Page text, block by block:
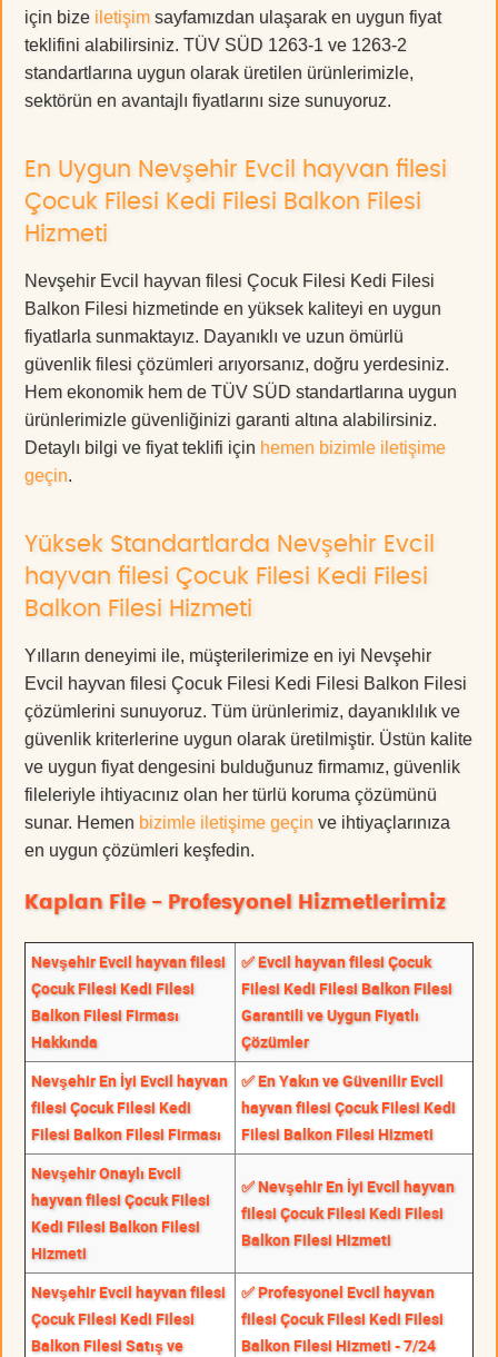
için bize iletişim sayfamızdan ulaşarak en uygun fiyat
teklifini alabilirsiniz. TÜV SÜD 1263-1 ve 1263-2
standartlarına uygun olarak üretilen ürünlerimizle,
sektörün en avantajlı fiyatlarını size sunuyoruz.
En Uygun Nevşehir Evcil hayvan filesi
Çocuk Filesi Kedi Filesi Balkon Filesi
Hizmeti
Nevşehir Evcil hayvan filesi Çocuk Filesi Kedi Filesi
Balkon Filesi hizmetinde en yüksek kaliteyi en uygun
fiyatlarla sunmaktayız. Dayanıklı ve uzun ömürlü
güvenlik filesi çözümleri arıyorsanız, doğru yerdesiniz.
Hem ekonomik hem de TÜV SÜD standartlarına uygun
ürünlerimizle güvenliğinizi garanti altına alabilirsiniz.
Detaylı bilgi ve fiyat teklifi için hemen bizimle iletişime
geçin.
Yüksek Standartlarda Nevşehir Evcil
hayvan filesi Çocuk Filesi Kedi Filesi
Balkon Filesi Hizmeti
Yılların deneyimi ile, müşterilerimize en iyi Nevşehir
Evcil hayvan filesi Çocuk Filesi Kedi Filesi Balkon Filesi
çözümlerini sunuyoruz. Tüm ürünlerimiz, dayanıklılık ve
güvenlik kriterlerine uygun olarak üretilmiştir. Üstün kalite
ve uygun fiyat dengesini bulduğunuz firmamız, güvenlik
fileleriyle ihtiyacınız olan her türlü koruma çözümünü
sunar. Hemen bizimle iletişime geçin ve ihtiyaçlarınıza
en uygun çözümleri keşfedin.
Kaplan File - Profesyonel Hizmetlerimiz
Nevşehir Evcil hayvan filesi
Çocuk Filesi Kedi Filesi
Balkon Filesi Firması
Hakkında
✅ Evcil hayvan filesi Çocuk
Filesi Kedi Filesi Balkon Filesi
Garantili ve Uygun Fiyatlı
Çözümler
Nevşehir En İyi Evcil hayvan
filesi Çocuk Filesi Kedi
Filesi Balkon Filesi Firması
✅ En Yakın ve Güvenilir Evcil
hayvan filesi Çocuk Filesi Kedi
Filesi Balkon Filesi Hizmeti
Nevşehir Onaylı Evcil
hayvan filesi Çocuk Filesi
Kedi Filesi Balkon Filesi
Hizmeti
✅ Nevşehir En İyi Evcil hayvan
filesi Çocuk Filesi Kedi Filesi
Balkon Filesi Hizmeti
Nevşehir Evcil hayvan filesi
Çocuk Filesi Kedi Filesi
Balkon Filesi Satış ve
✅ Profesyonel Evcil hayvan
filesi Çocuk Filesi Kedi Filesi
Balkon Filesi Hizmeti - 7/24